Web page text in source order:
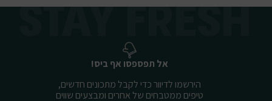
אל תפספסו אף ביס!
הירשמו לדיוור כדי לקבל מתכונים חדשים,
טיפים ממטבחים של אחרים ומבצעים שווים